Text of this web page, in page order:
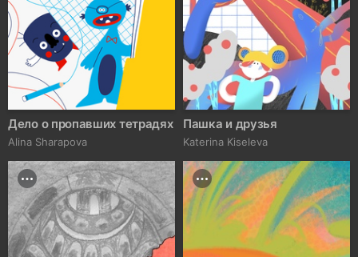
Дело о пропавших тетрадях
Alina Sharapova
Пашка и друзья
Katerina Kiseleva